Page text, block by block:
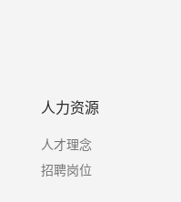
人力资源
人才理念
招聘岗位